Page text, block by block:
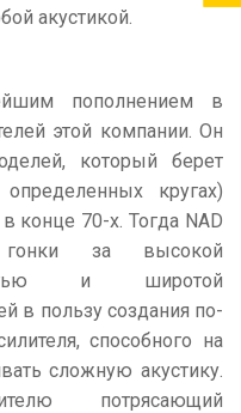
акустикой.
пополнением в
этой компании. Он
который берет
кругах)
конце 70-х. Тогда NAD
за высокой
и широтой
в пользу создания по-
способного на
сложную акустику.
потрясающий